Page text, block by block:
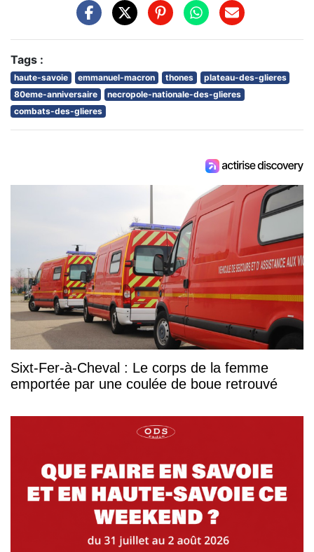
Tags :
haute-savoie emmanuel-macron thones
plateau-des-glieres
80eme-anniversaire
necropole-nationale-des-glieres
combats-des-glieres
Sixt-Fer-à-Cheval : Le corps de la femme
emportée par une coulée de boue retrouvé